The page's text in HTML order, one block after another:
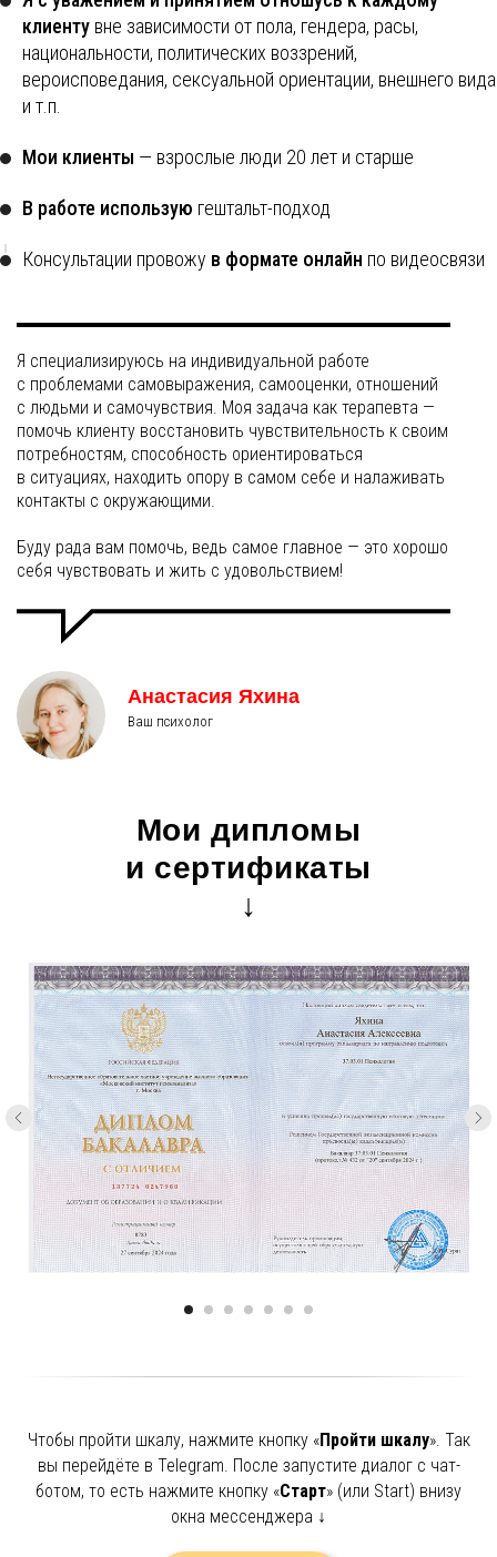
клиенту вне зависимости от пола, гендера, расы,
национальности, политических воззрений,
вероисповедания, сексуальной ориентации, внешнего вида
и т.п.
Мои клиенты — взрослые люди 20 лет и старше
В работе использую гештальт-подход
Консультации провожу в формате онлайн по видеосвязи
Я специализируюсь на индивидуальной работе
с проблемами самовыражения, самооценки, отношений
с людьми и самочувствия. Моя задача как терапевта —
помочь клиенту восстановить чувствительность к своим
потребностям, способность ориентироваться
в ситуациях, находить опору в самом себе и налаживать
контакты с окружающими.
Буду рада вам помочь, ведь самое главное — это хорошо
себя чувствовать и жить с удовольствием!
Анастасия Яхина
Ваш психолог
Мои дипломы
и сертификаты
↓
Чтобы пройти шкалу, нажмите кнопку «Пройти шкалу». Так
вы перейдёте в Telegram. После запустите диалог с чат-
ботом, то есть нажмите кнопку «Старт» (или Start) внизу
окна мессенджера ↓